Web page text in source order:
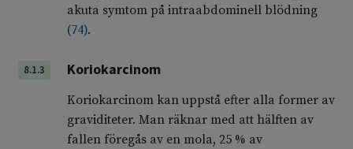
akuta symtom på intraabdominell blödning
(74).
8.1.3 Koriokarcinom
Koriokarcinom kan uppstå efter alla former av
graviditeter. Man räknar med att hälften av
fallen föregås av en mola, 25 % av